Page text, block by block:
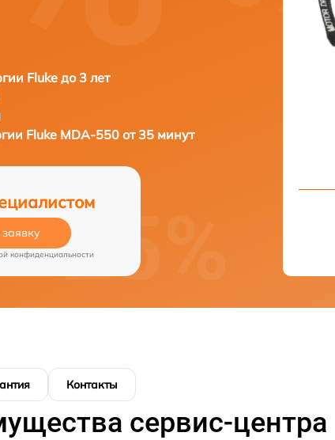
Fluke до 3 лет
Fluke MDA-550 от 35 минут
конфиденциальности
Контакты
сервис-центра